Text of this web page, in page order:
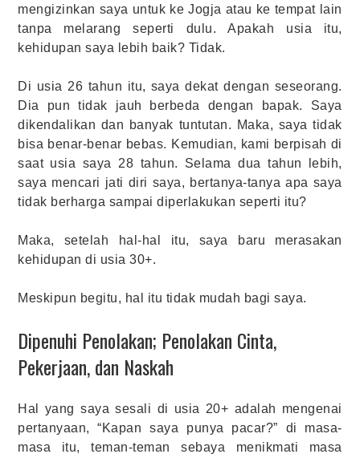
mengizinkan saya untuk ke Jogja atau ke tempat lain
tanpa melarang seperti dulu. Apakah usia itu,
kehidupan saya lebih baik? Tidak.
Di usia 26 tahun itu, saya dekat dengan seseorang.
Dia pun tidak jauh berbeda dengan bapak. Saya
dikendalikan dan banyak tuntutan. Maka, saya tidak
bisa benar-benar bebas. Kemudian, kami berpisah di
saat usia saya 28 tahun. Selama dua tahun lebih,
saya mencari jati diri saya, bertanya-tanya apa saya
tidak berharga sampai diperlakukan seperti itu?
Maka, setelah hal-hal itu, saya baru merasakan
kehidupan di usia 30+.
Meskipun begitu, hal itu tidak mudah bagi saya.
Dipenuhi Penolakan; Penolakan Cinta,
Pekerjaan, dan Naskah
Hal yang saya sesali di usia 20+ adalah mengenai
pertanyaan, “Kapan saya punya pacar?” di masa-
masa itu, teman-teman sebaya menikmati masa